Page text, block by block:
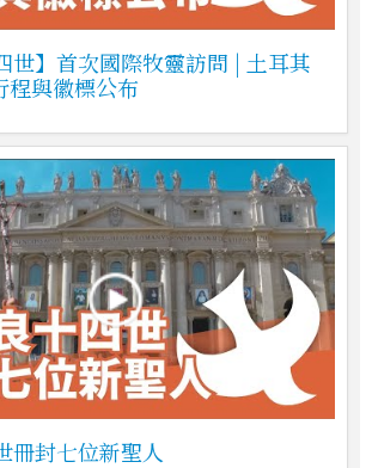
世】首次國際牧靈訪問 | 土耳其
程與徽標公布
冊封七位新聖人